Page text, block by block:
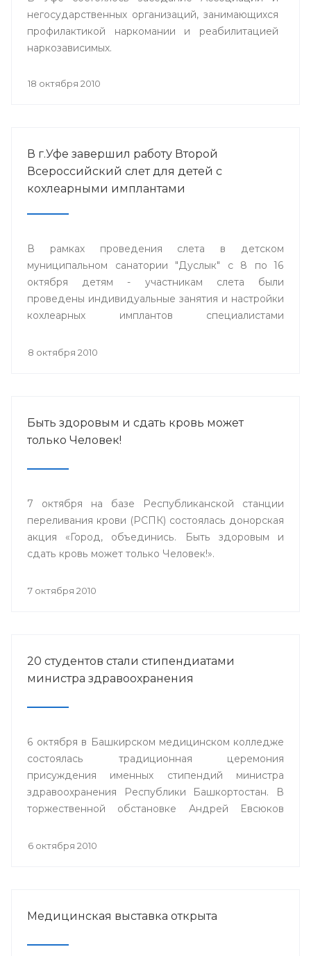
негосударственных организаций, занимающихся
профилактикой наркомании и реабилитацией
наркозависимых.
18 октября 2010
В г.Уфе завершил работу Второй
Всероссийский слет для детей с
кохлеарными имплантами
В рамках проведения слета в детском
муниципальном санатории "Дуслык" с 8 по 16
октября детям - участникам слета были
проведены индивидуальные занятия и настройки
кохлеарных имплантов специалистами
Великобритании, Германии, специалистами ФГУ
8 октября 2010
Быть здоровым и сдать кровь может
только Человек!
7 октября на базе Республиканской станции
переливания крови (РСПК) состоялась донорская
акция «Город, объединись. Быть здоровым и
сдать кровь может только Человек!».
7 октября 2010
20 студентов стали стипендиатами
министра здравоохранения
6 октября в Башкирском медицинском колледже
состоялась традиционная церемония
присуждения именных стипендий министра
здравоохранения Республики Башкортостан. В
торжественной обстановке Андрей Евсюков
колледжей республики дипломы о присуждении
6 октября 2010
Медицинская выставка открыта